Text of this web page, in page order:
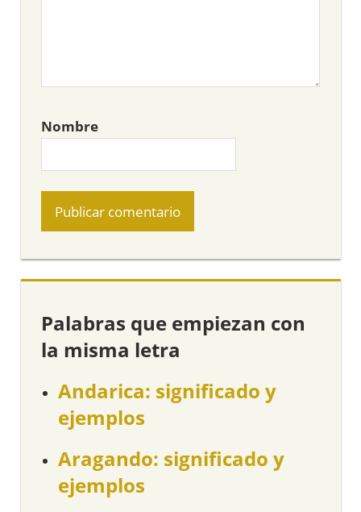
Nombre
Palabras que empiezan con
la misma letra
Andarica: significado y
ejemplos
Aragando: significado y
ejemplos